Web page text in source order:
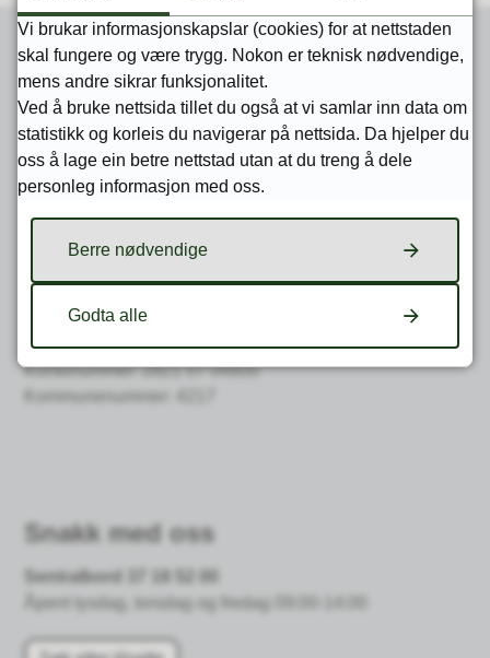
Skriv til oss
Epost post@amli.kommune.no
Post- og fakturaadresse
Åmli kommune
Gata 5, 4865 Åmli
Organisasjonsnummer: 864 965 962
Kontonummer: 2821 07 04800
Kommunenummer: 4217
Snakk med oss
Sentralbord 37 18 52 00
Åpent tysdag, torsdag og fredag 09:00-14:00
Vi brukar informasjonskapslar (cookies) for at nettstaden
skal fungere og være trygg. Nokon er teknisk nødvendige,
mens andre sikrar funksjonalitet.
Ved å bruke nettsida tillet du også at vi samlar inn data om
statistikk og korleis du navigerar på nettsida. Da hjelper du
oss å lage ein betre nettstad utan at du treng å dele
personleg informasjon med oss.
Berre nødvendige
Godta alle